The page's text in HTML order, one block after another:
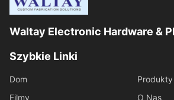
Waltay Electronic Hardware &
Szybkie Linki
Dom
Produkty
Filmy
O Nas